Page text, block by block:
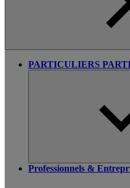
PARTICULIERS
Professionnels &